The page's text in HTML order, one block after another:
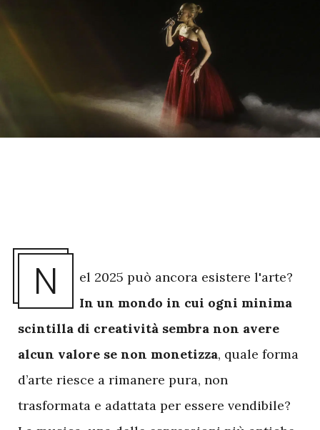
N
el 2025 può ancora esistere l'arte?
In un mondo in cui ogni minima
scintilla di creatività sembra non avere
alcun valore se non monetizza, quale forma
d’arte riesce a rimanere pura, non
trasformata e adattata per essere vendibile?